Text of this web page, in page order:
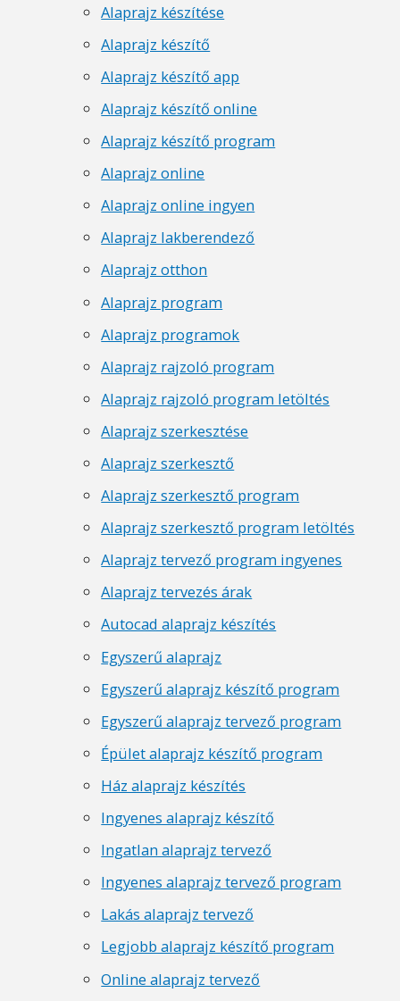
Alaprajz készítése
Alaprajz készítő
Alaprajz készítő app
Alaprajz készítő online
Alaprajz készítő program
Alaprajz online
Alaprajz online ingyen
Alaprajz lakberendező
Alaprajz otthon
Alaprajz program
Alaprajz programok
Alaprajz rajzoló program
Alaprajz rajzoló program letöltés
Alaprajz szerkesztése
Alaprajz szerkesztő
Alaprajz szerkesztő program
Alaprajz szerkesztő program letöltés
Alaprajz tervező program ingyenes
Alaprajz tervezés árak
Autocad alaprajz készítés
Egyszerű alaprajz
Egyszerű alaprajz készítő program
Egyszerű alaprajz tervező program
Épület alaprajz készítő program
Ház alaprajz készítés
Ingyenes alaprajz készítő
Ingatlan alaprajz tervező
Ingyenes alaprajz tervező program
Lakás alaprajz tervező
Legjobb alaprajz készítő program
Online alaprajz tervező